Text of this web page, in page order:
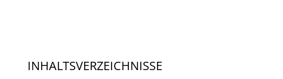
INHALTSVERZEICHNISSE